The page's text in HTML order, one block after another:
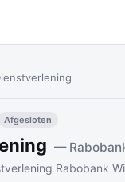
Afgesloten
—
Rabobank